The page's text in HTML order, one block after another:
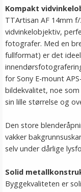
Kompakt
TTArtisan AF 14mm
vidvinkelobjektiv,
fotografer. Med en
fullformat) er det
for Sony E-mount
bildekvalitet, noe
sin lille størrelse og
Den store
vakker
selv under dårlige
Solid
Byggekvaliteten er